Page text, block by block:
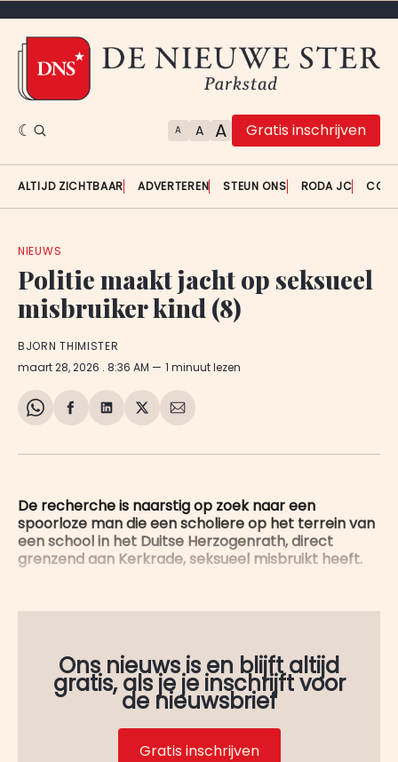
A A A Gratis inschrijven
ALTIJD ZICHTBAAR ADVERTEREN STEUN ONS RODA JC
NIEUWS
Politie maakt jacht op seksueel
misbruiker kind (8)
BJORN THIMISTER
maart 28, 2026 . 8:36 AM 1 minuut lezen
Share
WhatsApp
Delen
Facebook
Delen
LinkedIn
Share
X
Deel
E-
De recherche is naarstig op zoek naar een
spoorloze man die een scholiere op het terrein van
een school in het Duitse Herzogenrath, direct
grenzend aan Kerkrade, seksueel misbruikt heeft.
Ons nieuws is en blijft altijd
gratis, als je je inschrijft voor
de nieuwsbrief
Gratis inschrijven